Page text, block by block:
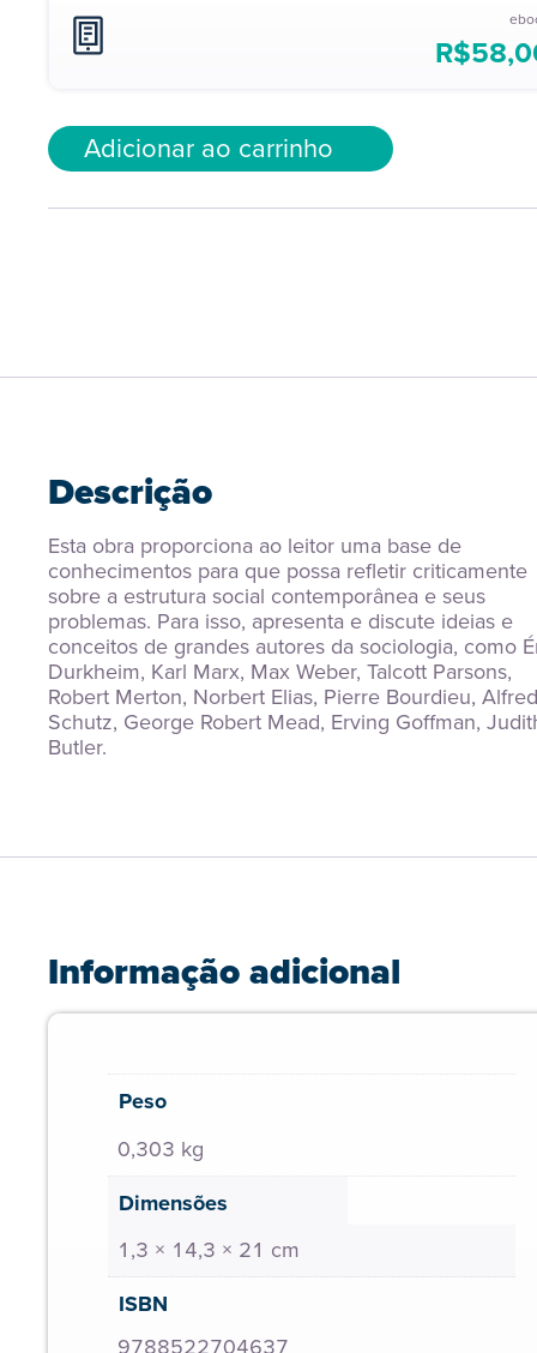
R$
Adicionar ao carrinho
Descrição
Esta obra proporciona ao leitor uma base de
conhecimentos para que possa refletir criticamente
sobre a estrutura social contemporânea e seus
problemas. Para isso, apresenta e discute ideias e
conceitos de grandes autores da sociologia, como
Durkheim, Karl Marx, Max Weber, Talcott Parsons,
Robert Merton, Norbert Elias, Pierre Bourdieu, Alfred
Schutz, George Robert Mead, Erving Goffman,
Butler.
Informação adicional
Peso
0,303 kg
Dimensões
1,3 × 14,3 × 21 cm
ISBN
9788522704637